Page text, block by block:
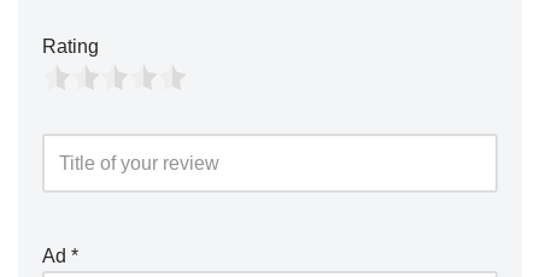
Rating
Ad *